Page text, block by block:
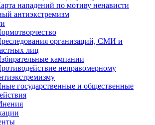
нападений по мотиву ненависти
антиэкстремизм
организаций, СМИ и
лиц
кампании
неправомерному
государственные и общественные